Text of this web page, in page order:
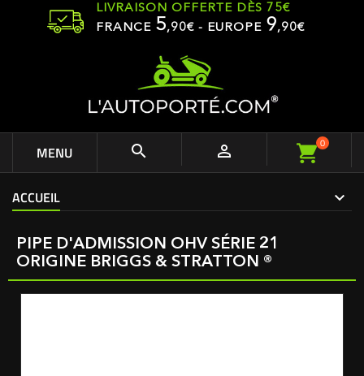
LIVRAISON OFFERTE DÈS 75€
FRANCE 5,90€ - EUROPE 9,90€
MENU   0
ACCUEIL
PIPE D'ADMISSION OHV SÉRIE 21
ORIGINE BRIGGS & STRATTON ®